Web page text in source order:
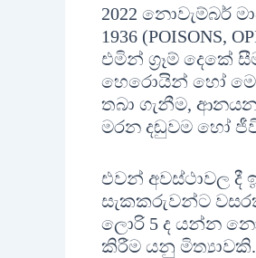
2022 නොවැම්බර්
1936 (POISONS,
එමින් ග්‍රෑම් දෙකේ
හෙරොයින් හෝ
තබා ගැනීම,
මරන දඬුවම හෝ
එවන් අවස්ථාවල දී
සැකකරුවන්ට
ලොරි 5 ද යන්න නො
කිරීම යනු මිත්‍යාවකි.